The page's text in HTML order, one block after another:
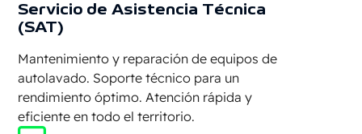
Servicio de Asistencia Técnica
(SAT)
Mantenimiento y reparación de equipos de
autolavado. Soporte técnico para un
rendimiento óptimo. Atención rápida y
eficiente en todo el territorio.